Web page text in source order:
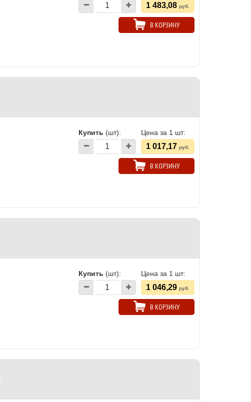
1 483,08 руб.
В КОРЗИНУ
Купить (шт): Цена за 1 шт:
1 017,17 руб.
В КОРЗИНУ
Купить (шт): Цена за 1 шт:
1 046,29 руб.
В КОРЗИНУ